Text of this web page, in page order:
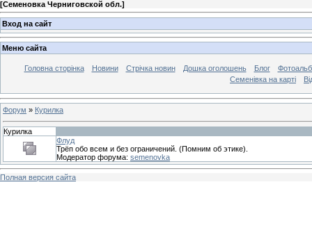
[Семеновка Черниговской обл.]
Вход на сайт
Меню сайта
Головна сторінка Новини Стрічка новин Дошка оголошень Блог
Семенівка на карті
Форум » Курилка
Курилка
Флуд
Трёп обо всем и без ограничений. (Помним об этике).
Модератор форума: semenovka
Полная версия сайта